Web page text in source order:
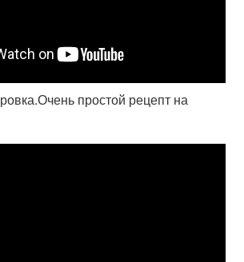
простой рецепт на